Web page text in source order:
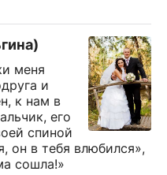
меня
и
к нам в
его
спиной
он в тебя влюбился»,
сошла!»